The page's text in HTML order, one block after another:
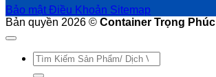
Bảo mật Điều Khoản Sitemap
Bản quyền 2026 © Container Trọng Phúc
Tìm
kiếm: